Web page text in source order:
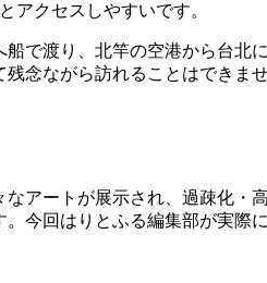
アクセスしやすいです。
で渡り、北竿の空港から台北
念ながら訪れることはでき
アートが展示され、過疎化
今回はりとふる編集部が実際